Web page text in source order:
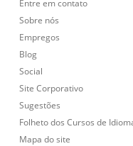
Entre em contato
Sobre nós
Empregos
Blog
Social
Site Corporativo
Sugestões
Folheto dos Cursos de
Mapa do site